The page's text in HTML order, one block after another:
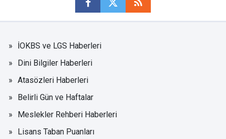
İOKBS ve LGS Haberleri
Dini Bilgiler Haberleri
Atasözleri Haberleri
Belirli Gün ve Haftalar
Meslekler Rehberi Haberleri
Lisans Taban Puanları